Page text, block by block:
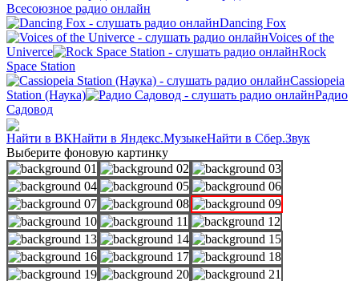
Всесоюзное радио онлайн
Dancing Fox
Voices of the
Univerce
Rock
Space Station
Cassiopeia
Station (Наука)
Радио
Садовод
Найти в ВКНайти в Яндекс.МузыкеНайти в Сбер.Звук
Выберите фоновую картинку